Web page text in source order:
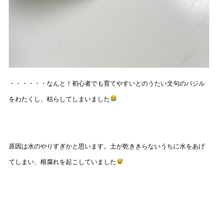
・・・・・・なんと！初心者でも育てやすいとのうたい文句のバジル
をわたくし、枯らしてしまいました
原因は水のやりすぎかと思います。土が乾ききらないうちに水をあげ
てしまい、根腐れを起こしていました